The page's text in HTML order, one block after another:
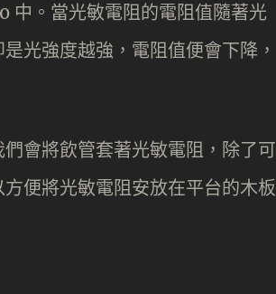
中。當光敏電阻的電阻值隨著光
光強度越強，電阻值便會下降，
會將飲管套著光敏電阻，除了可
便將光敏電阻安放在平台的木板